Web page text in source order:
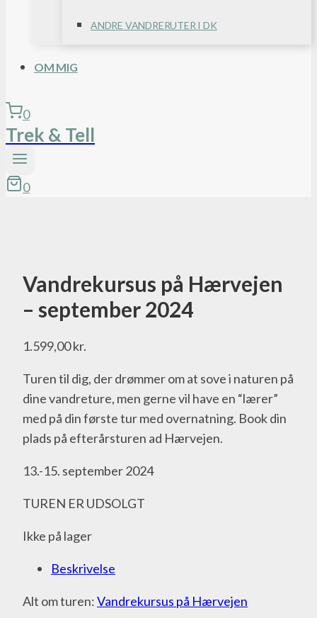
ANDRE VANDRERUTER I DK
OM MIG
0
Trek & Tell
0
Vandrekursus på Hærvejen
– september 2024
1.599,00kr.
Turen til dig, der drømmer om at sove i naturen på
dine vandreture, men gerne vil have en “lærer”
med på din første tur med overnatning. Book din
plads på efterårsturen ad Hærvejen.
13.-15. september 2024
TUREN ER UDSOLGT
Ikke på lager
Beskrivelse
Alt om turen:Vandrekursus på Hærvejen